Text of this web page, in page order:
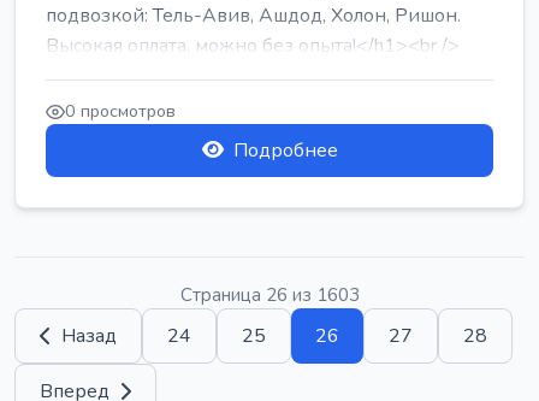
подвозкой: Тель-Авив, Ашдод, Холон, Ришон.
Высокая оплата, можно без опыта!</h1><br />
...
0 просмотров
Подробнее
Страница 26 из 1603
Назад 24 25 26 27 28
Вперед